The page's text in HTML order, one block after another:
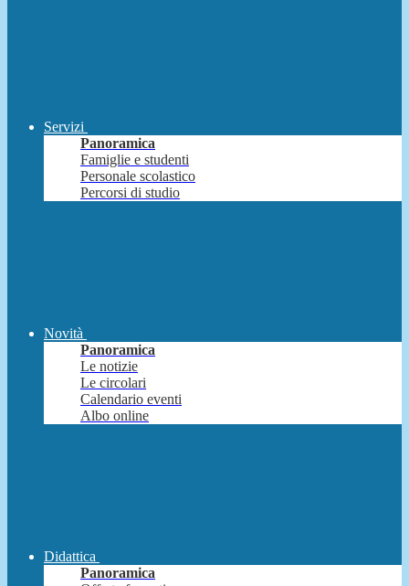
Servizi
Panoramica
Famiglie e studenti
Personale scolastico
Percorsi di studio
Novità
Panoramica
Le notizie
Le circolari
Calendario eventi
Albo online
Didattica
Panoramica